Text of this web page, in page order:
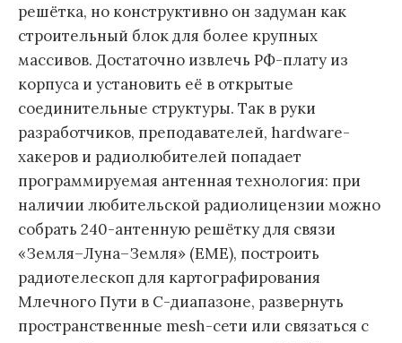
решётка, но конструктивно он задуман как
строительный блок для более крупных
массивов. Достаточно извлечь РФ-плату из
корпуса и установить её в открытые
соединительные структуры. Так в руки
разработчиков, преподавателей, hardware-
хакеров и радиолюбителей попадает
программируемая антенная технология: при
наличии любительской радиолицензии можно
собрать 240-антенную решётку для связи
«Земля–Луна–Земля» (EME), построить
радиотелескоп для картографирования
Млечного Пути в C-диапазоне, развернуть
пространственные mesh-сети или связаться с